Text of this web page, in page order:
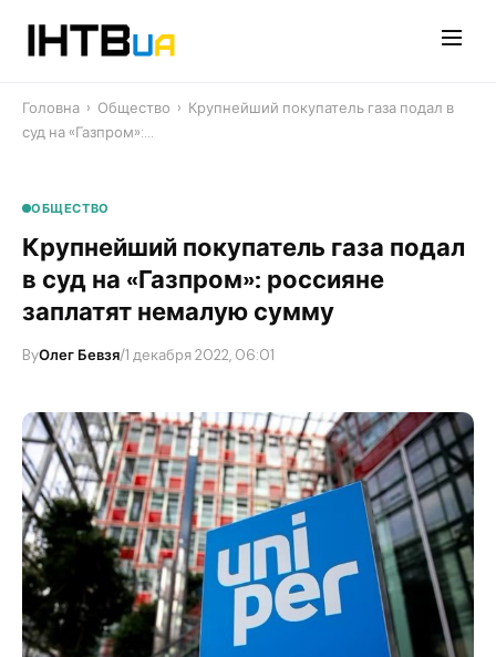
Головна › Общество › Крупнейший покупатель газа подал в
суд на «Газпром»:…
ОБЩЕСТВО
Крупнейший покупатель газа подал
в суд на «Газпром»: россияне
заплатят немалую сумму
ByОлег Бевзя/1 декабря 2022, 06:01